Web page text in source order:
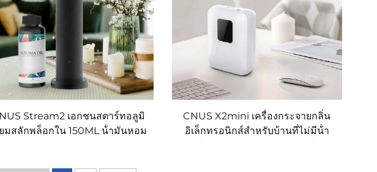
Stream2 เอกชนสตาร์ทอลูมิ
มสลักพล็อกใน 150ML น้ํามันหอม
CNUS X2mini เครื่องกระจายกลิ่น
อิเล็กทรอนิกส์สําหรับบ้านที่ไม่มีน้ํา